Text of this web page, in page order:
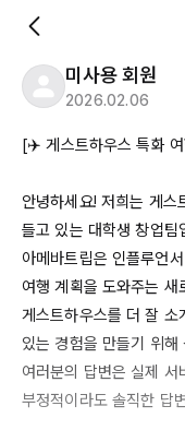
미사용 회원
2026.02.06
[✈️ 게스트하우스 특화
안녕하세요! 저희는 게
들고 있는 대학생 창업팀
아메바트립은 인플루언
여행 계획을 도와주는
게스트하우스를 더 잘
있는 경험을 만들기 위
여러분의 답변은 실제 서
부정적이라도 솔직한 답